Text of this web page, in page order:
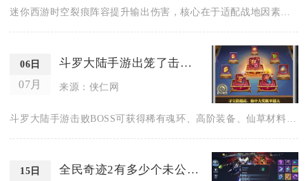
06日
07月
斗罗大陆手游出笼了击败boss有何奖励
来源：侠仁网
15日 全民奇迹2有多少个未公开的任务